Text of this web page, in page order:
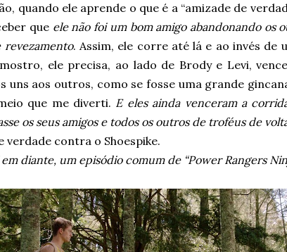
quando ele aprende o que é a “amizade de
que ele não foi um bom amigo abandonando os
. Assim, ele corre até lá e ao invés de
ele precisa, ao lado de Brody e Levi,
uns aos outros, como se fosse uma grande
que me diverti. E eles ainda venceram a
os seus amigos e todos os outros de troféus de
verdade contra o Shoespike.
diante, um episódio comum de “Power Rangers